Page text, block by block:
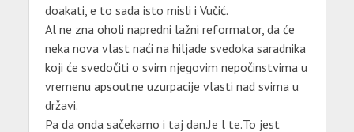
doakati, e to sada isto misli i Vučić.
Al ne zna oholi napredni lažni reformator, da će
neka nova vlast naći na hiljade svedoka saradnika
koji će svedočiti o svim njegovim nepočinstvima u
vremenu apsoutne uzurpacije vlasti nad svima u
državi.
Pa da onda sačekamo i taj dan.Je l te.To jest